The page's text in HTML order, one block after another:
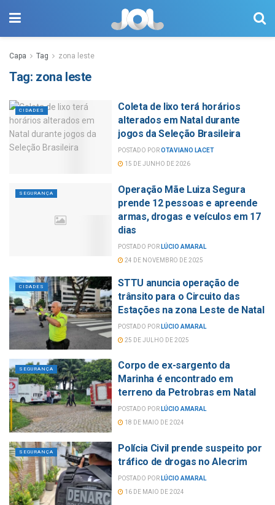
Capa Tag zona leste
Tag: zona leste
CIDADES
Coleta de lixo terá horários
alterados em Natal durante
jogos da Seleção Brasileira
POSTADO POROTAVIANO LACET
15 DE JUNHO DE 2026
SEGURANÇA
Operação Mãe Luiza Segura
prende 12 pessoas e apreende
armas, drogas e veículos em 17
dias
POSTADO POR LÚCIO AMARAL
24 DE NOVEMBRO DE 2025
CIDADES
STTU anuncia operação de
trânsito para o Circuito das
Estações na zona Leste de Natal
POSTADO POR LÚCIO AMARAL
25 DE JULHO DE 2025
SEGURANÇA
Corpo de ex-sargento da
Marinha é encontrado em
terreno da Petrobras em Natal
POSTADO POR LÚCIO AMARAL
18 DE MAIO DE 2024
SEGURANÇA
Polícia Civil prende suspeito por
tráfico de drogas no Alecrim
POSTADO POR LÚCIO AMARAL
16 DE MAIO DE 2024